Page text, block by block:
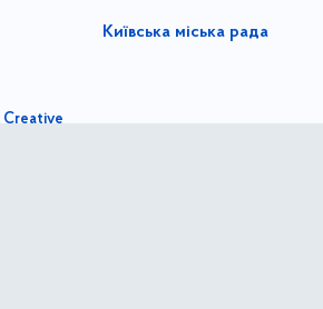
Creative
Київська міська рада